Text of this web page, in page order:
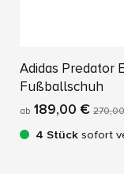
Adidas Predator
Fußballschuh
ab 189,00 €
4 Stück sofort